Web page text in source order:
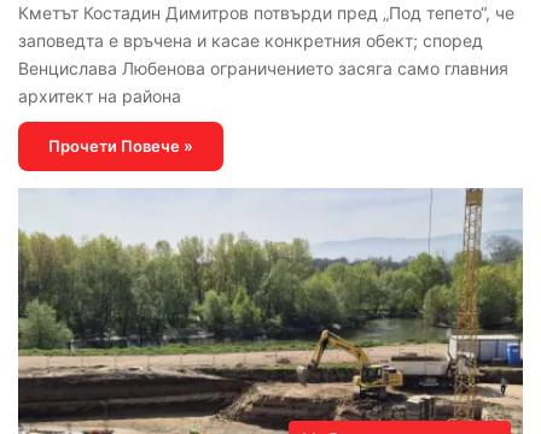
Кметът Костадин Димитров потвърди пред „Под тепето“, че
заповедта е връчена и касае конкретния обект; според
Венцислава Любенова ограничението засяга само главния
архитект на района
Прочети Повече »